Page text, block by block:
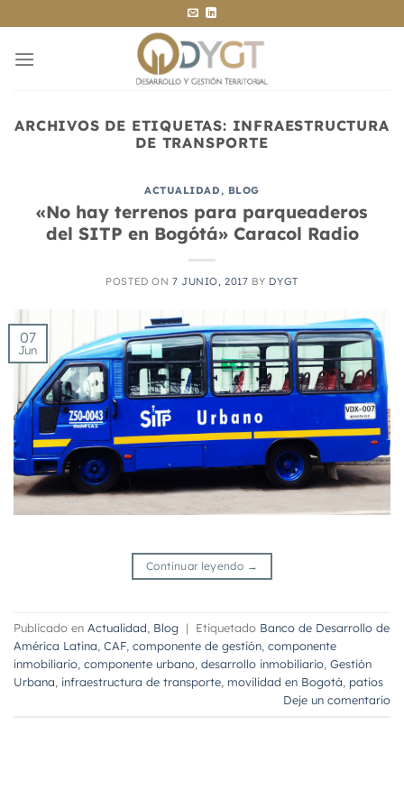
al
contenido
ARCHIVOS DE ETIQUETAS: INFRAESTRUCTURA
DE TRANSPORTE
ACTUALIDAD, BLOG
«No hay terrenos para parqueaderos
del SITP en Bogótá» Caracol Radio
POSTED ON 7 JUNIO, 2017 BY DYGT
07
Jun
Continuar leyendo →
Publicado en Actualidad Blog | Etiquetado Banco de Desarrollo de
América Latina CAF componente de gestión componente
inmobiliario componente urbano desarrollo inmobiliario Gestión
Urbana infraestructura de transporte movilidad en Bogotá patios
Deje un comentario